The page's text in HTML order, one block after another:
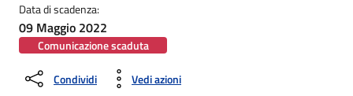
Data di scadenza:
09 Maggio 2022
Comunicazione scaduta
Condividi Vedi azioni